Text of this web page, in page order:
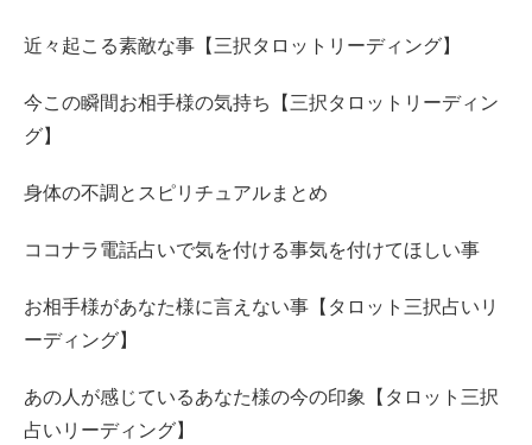
近々起こる素敵な事【三択タロットリーディング】
今この瞬間お相手様の気持ち【三択タロットリーディン
グ】
身体の不調とスピリチュアルまとめ
ココナラ電話占いで気を付ける事気を付けてほしい事
お相手様があなた様に言えない事【タロット三択占いリ
ーディング】
あの人が感じているあなた様の今の印象【タロット三択
占いリーディング】